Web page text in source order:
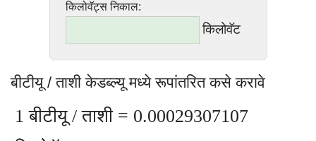
किलोवॅट्स निकाल:
किलोवॅट
बीटीयू / ताशी केडब्ल्यू मध्ये रूपांतरित कसे करावे
1 बीटीयू / ताशी = 0.00029307107